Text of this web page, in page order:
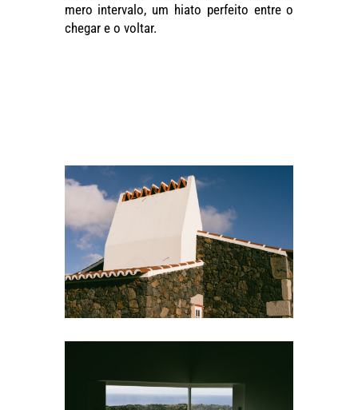
mero intervalo, um hiato perfeito entre o
chegar e o voltar.